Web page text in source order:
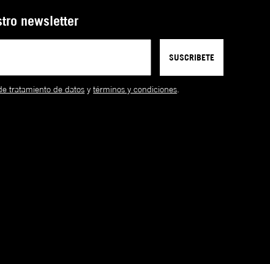
newsletter
SUSCRIBETE
tratamiento de datos ytérminos y condiciones